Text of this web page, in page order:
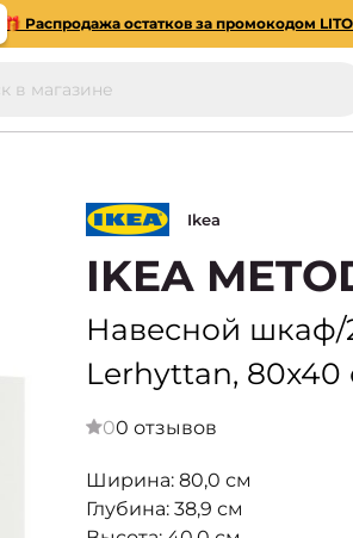
🎁 Распродажа остатков за промокодом
Ikea
IKEA
Навесной шкаф/
Lerhyttan, 80x40
00 отзывов
Ширина: 80,0 см
Глубина: 38,9 см